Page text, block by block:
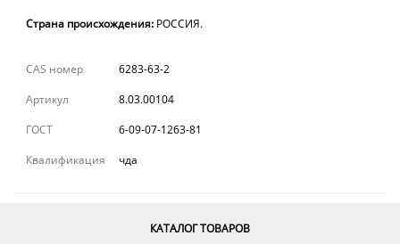
Страна происхождения: РОССИЯ.
CAS номер
6283-63-2
Артикул
8.03.00104
ГОСТ
6-09-07-1263-81
Квалификация
чда
КАТАЛОГ ТОВАРОВ